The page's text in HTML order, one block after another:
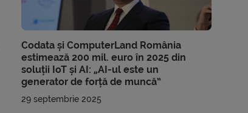
Codata și ComputerLand România
estimează 200 mil. euro în 2025 din
soluții IoT și AI: „AI-ul este un
generator de forță de muncă”
29 septembrie 2025